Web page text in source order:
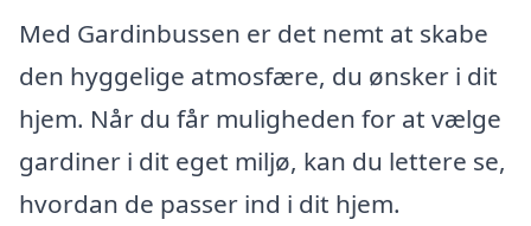
Med Gardinbussen er det nemt at skabe
den hyggelige atmosfære, du ønsker i dit
hjem. Når du får muligheden for at vælge
gardiner i dit eget miljø, kan du lettere se,
hvordan de passer ind i dit hjem.